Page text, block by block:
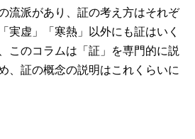
流派があり、証の考え方はそれぞ
実虚」「寒熱」以外にも証はいく
このコラムは「証」を専門的に説
、証の概念の説明はこれくらいに